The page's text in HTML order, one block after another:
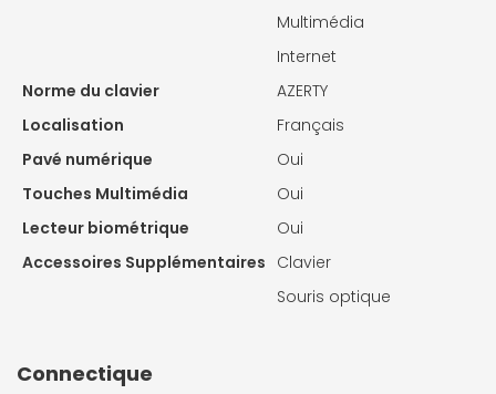
Multimédia
Internet
Norme du clavier
AZERTY
Localisation
Français
Pavé numérique
Oui
Touches Multimédia
Oui
Lecteur biométrique
Oui
Accessoires Supplémentaires Clavier
Souris optique
Connectique